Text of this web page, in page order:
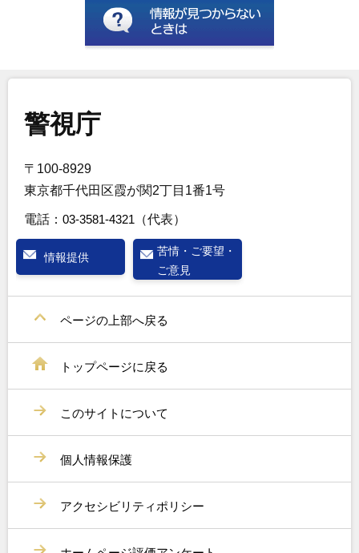
警視庁
〒100-8929
東京都千代田区霞が関2丁目1番1号
電話： 03-3581-4321 （代表）
情報提供
苦情・ご要望・
ご意見
ページの上部へ戻る
トップページに戻る
このサイトについて
個人情報保護
アクセシビリティポリシー